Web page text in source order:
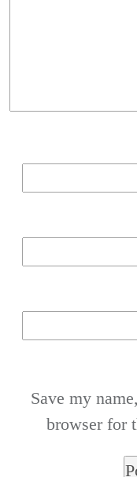
Save my
browser for